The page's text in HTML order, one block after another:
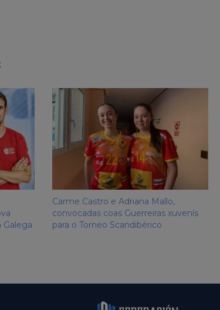
Galega
Carme Castro e Adriana Mallo,
convocadas coas Guerreiras xuvenís
para o Torneo Scandibérico